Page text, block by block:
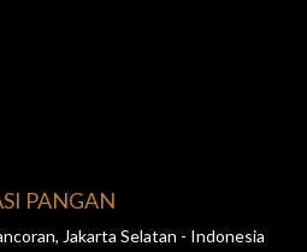
PANGAN
Jakarta Selatan - Indonesia